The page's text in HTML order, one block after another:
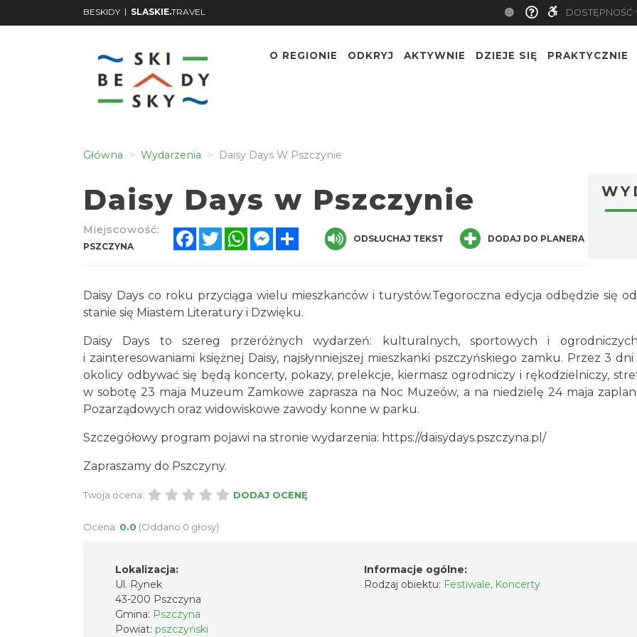
BESKIDY | SLASKIE.TRAVEL DOSTĘPNOŚĆ
O REGIONIE ODKRYJ AKTYWNIE DZIEJE SIĘ PRAKTYCZNIE
Główna Wydarzenia Daisy Days W Pszczynie
Daisy Days w Pszczynie
Miejscowość:
PSZCZYNA
FacebookTwitterWhatsAppMessenger
Share ODSŁUCHAJ TEKST DODAJ DO PLANERA
Daisy Days co roku przyciąga wielu mieszkanców i turystów.Tegoroczna edycja odbędzie się
stanie się Miastem Literatury i Dzwięku.
Daisy Days to szereg przeróżnych wydarzeń: kulturalnych, sportowych i
i zainteresowaniami księżnej Daisy, najsłynniejszej mieszkanki pszczyńskiego zamku. Przez 3
okolicy odbywać się będą koncerty, pokazy, prelekcje, kiermasz ogrodniczy i rękodzielniczy,
w sobotę 23 maja Muzeum Zamkowe zaprasza na Noc Muzeów, a na niedzielę 24 maja
Pozarządowych oraz widowiskowe zawody konne w parku.
Szczegółowy program pojawi na stronie wydarzenia: https://daisydays.pszczyna.pl/
Zapraszamy do Pszczyny.
Twoja ocena: DODAJ OCENĘ
Ocena: 0.0 (Oddano 0 głosy)
Lokalizacja:
Ul. Rynek
43-200 Pszczyna
Gmina: Pszczyna
Powiat: pszczyński
Informacje ogólne:
Rodzaj obiektu: Festiwale, Koncerty